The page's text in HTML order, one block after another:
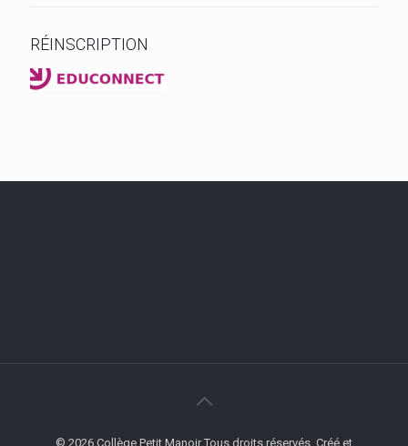
RÉINSCRIPTION
© 2026 Collège Petit Manoir Tous droits réservés. Créé et